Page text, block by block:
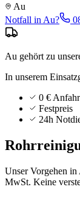
Au
Notfall in Au?
Au gehört zu
In unserem
0 €
Festpreis
24h
Unser Vorgehen
MwSt. Keine